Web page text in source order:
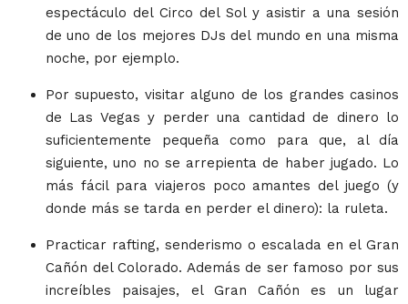
espectáculo del Circo del Sol y asistir a una sesión
de uno de los mejores DJs del mundo en una misma
noche, por ejemplo.
Por supuesto, visitar alguno de los grandes casinos
de Las Vegas y perder una cantidad de dinero lo
suficientemente pequeña como para que, al día
siguiente, uno no se arrepienta de haber jugado. Lo
más fácil para viajeros poco amantes del juego (y
donde más se tarda en perder el dinero): la ruleta.
Practicar rafting, senderismo o escalada en el Gran
Cañón del Colorado. Además de ser famoso por sus
increíbles paisajes, el Gran Cañón es un lugar